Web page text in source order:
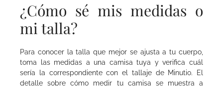
¿Cómo sé mis medidas o
mi talla?
Para conocer la talla que mejor se ajusta a tu cuerpo,
toma las medidas a una camisa tuya y verifica cuál
sería la correspondiente con el tallaje de Minutio. El
detalle sobre cómo medir tu camisa se muestra a